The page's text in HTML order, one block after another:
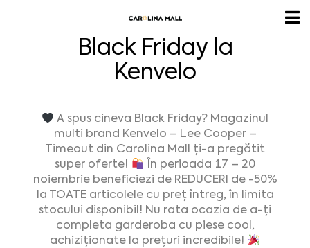
Black Friday la
Kenvelo
A spus cineva Black Friday? Magazinul
multi brand Kenvelo – Lee Cooper –
Timeout din Carolina Mall ți-a pregătit
super oferte!
În perioada 17 – 20
noiembrie beneficiezi de REDUCERI de -50%
la TOATE articolele cu preț întreg, în limita
stocului disponibil! Nu rata ocazia de a-ți
completa garderoba cu piese cool,
achiziționate la prețuri incredibile!